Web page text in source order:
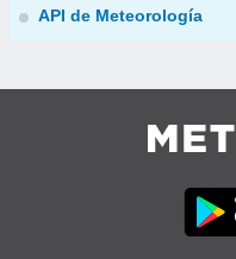
API de Meteorología